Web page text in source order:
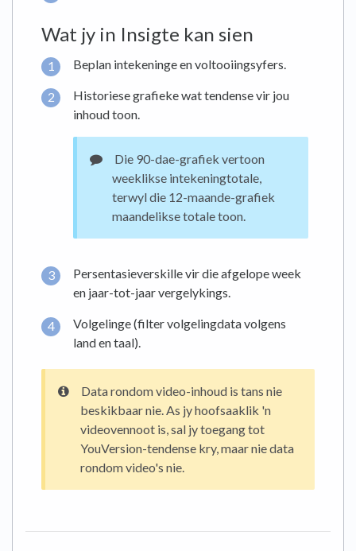
Wat jy in Insigte kan sien
Beplan intekeninge en voltooiingsyfers.
Historiese grafieke wat tendense vir jou
inhoud toon.
Die 90-dae-grafiek vertoon
weeklikse intekeningtotale,
terwyl die 12-maande-grafiek
maandelikse totale toon.
Persentasieverskille vir die afgelope week
en jaar-tot-jaar vergelykings.
Volgelinge (filter volgelingdata volgens
land en taal).
Data rondom video-inhoud is tans nie
beskikbaar nie. As jy hoofsaaklik 'n
videovennoot is, sal jy toegang tot
YouVersion-tendense kry, maar nie data
rondom video's nie.